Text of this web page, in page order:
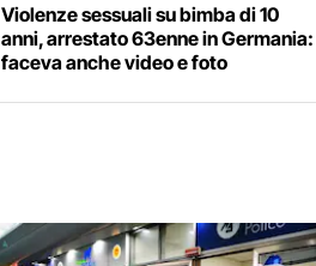
Violenze sessuali su bimba di 10
anni, arrestato 63enne in Germania:
faceva anche video e foto